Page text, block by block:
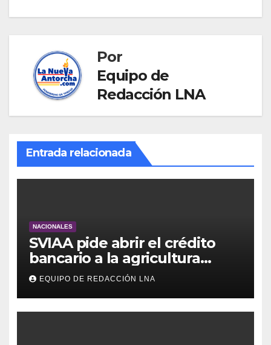
Por
Equipo de
Redacción LNA
Entrada relacionada
NACIONALES
SVIAA pide abrir el crédito
bancario a la agricultura
familiar en Venezuela
EQUIPO DE REDACCIÓN LNA